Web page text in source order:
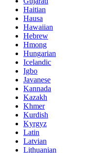
Haitian
Hausa
Hawaiian
Hebrew
Hmong
Hungarian
Icelandic
Igbo
Javanese
Kannada
Kazakh
Khmer
Kurdish
Kyrgyz
Latin
Latvian
Lithuanian